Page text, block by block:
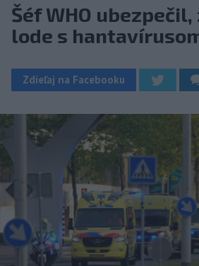
Šéf WHO
lode s
Zdieľaj na Facebooku